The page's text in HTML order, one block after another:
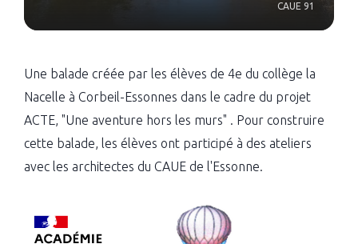
CAUE 91
Une balade créée par les élèves de 4e du collège la
Nacelle à Corbeil-Essonnes dans le cadre du projet
ACTE, "Une aventure hors les murs" . Pour construire
cette balade, les élèves ont participé à des ateliers
avec les architectes du CAUE de l'Essonne.